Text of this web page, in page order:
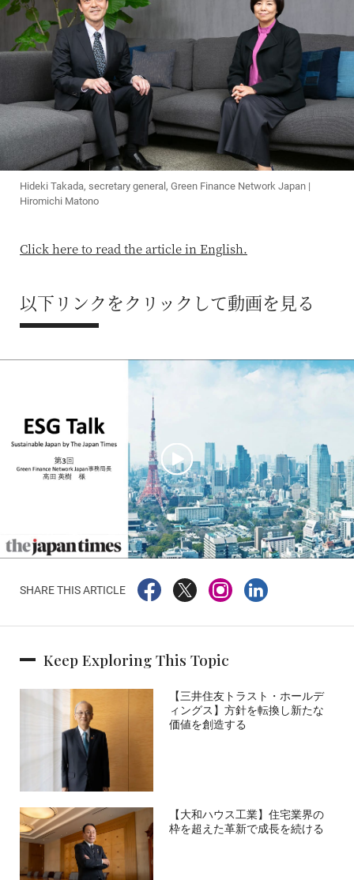
Hideki Takada, secretary general, Green Finance Network Japan |
Hiromichi Matono
Click here to read the article in English.
以下リンクをクリックして動画を見る
SHARE THIS ARTICLE
Keep Exploring This Topic
【三井住友トラスト・ホールデ
ィングス】方針を転換し新たな
価値を創造する
【大和ハウス工業】住宅業界の
枠を超えた革新で成長を続ける